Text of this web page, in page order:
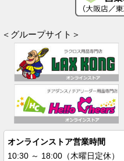
＜グループサイト＞
オンラインストア営業時間
10:30 ～ 18:00（木曜日定休）